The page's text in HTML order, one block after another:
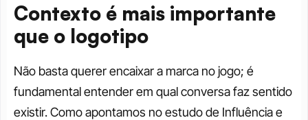
Contexto é mais importante
que o logotipo
Não basta querer encaixar a marca no jogo; é
fundamental entender em qual conversa faz sentido
existir. Como apontamos no estudo de Influência e